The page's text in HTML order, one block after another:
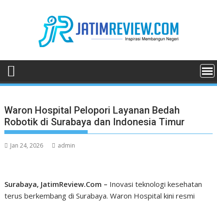
Waron Hospital Pelopori Layanan Bedah
Robotik di Surabaya dan Indonesia Timur
Jan 24, 2026 admin
Surabaya, JatimReview.Com – Inovasi teknologi kesehatan
terus berkembang di Surabaya. Waron Hospital kini resmi